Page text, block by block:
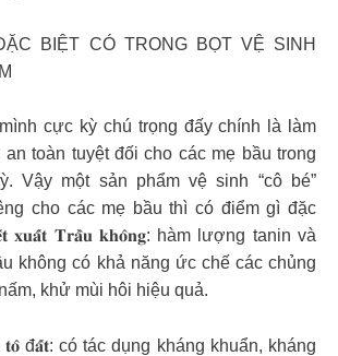
BIỆT CÓ TRONG BỌT VỆ SINH
cực kỳ chú trọng đấy chính là làm
toàn tuyệt đối cho các mẹ bầu trong
Vậy một sản phẩm vệ sinh “cô bé”
cho các mẹ bầu thì có điểm gì đặc
𝐱𝐮𝐚̂́𝐭 𝐓𝐫𝐚̂̀𝐮 𝐤𝐡𝐨̂𝐧𝐠: hàm lượng tanin và
không có khả năng ức chế các chủng
khử mùi hôi hiệu quả.
𝐭𝐨̂ đ𝐚̂́𝐭: có tác dụng kháng khuẩn, kháng